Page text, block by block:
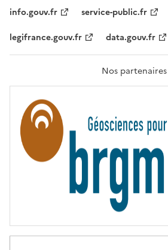
F
A
T
R
T
É
info.gouv.fr
service-public.fr
legifrance.gouv.fr
data.gouv.fr
Nos partenaires